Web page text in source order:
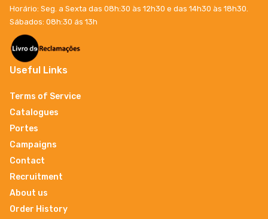
Horário: Seg. a Sexta das 08h:30 às 12h30 e das 14h30 às 18h30.
Sábados: 08h:30 ás 13h
Useful Links
Terms of Service
Catalogues
Portes
Campaigns
Contact
Recruitment
About us
Order History